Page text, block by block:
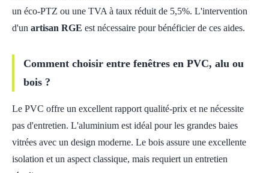
un éco-PTZ ou une TVA à taux réduit de 5,5%. L'intervention
d'un artisan RGE est nécessaire pour bénéficier de ces aides.
Comment choisir entre fenêtres en PVC, alu ou
bois ?
Le PVC offre un excellent rapport qualité-prix et ne nécessite
pas d'entretien. L'aluminium est idéal pour les grandes baies
vitrées avec un design moderne. Le bois assure une excellente
isolation et un aspect classique, mais requiert un entretien